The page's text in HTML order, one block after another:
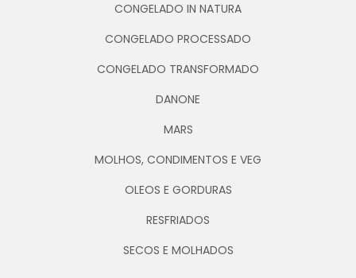
CONGELADO IN NATURA
CONGELADO PROCESSADO
CONGELADO TRANSFORMADO
DANONE
MARS
MOLHOS, CONDIMENTOS E VEG
OLEOS E GORDURAS
RESFRIADOS
SECOS E MOLHADOS